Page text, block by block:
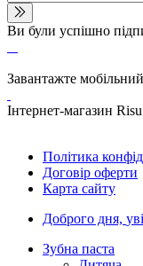
Ви були успішно
Завантажте
Інтернет-магазин
Політика
Договір оферти
Карта сайту
Доброго дня,
Зубна паста